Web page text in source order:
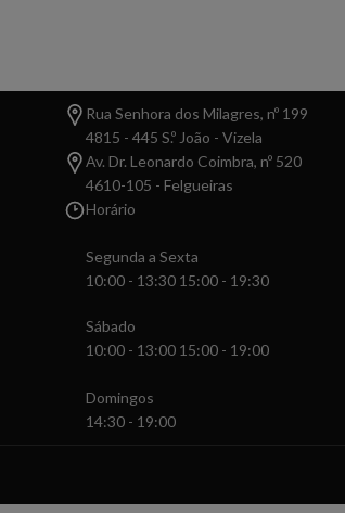
Rua Senhora dos Milagres, nº 199
4815 - 445 S.º João - Vizela
Av. Dr. Leonardo Coimbra, nº 520
4610-105 - Felgueiras
Horário
Segunda a Sexta
10:00 - 13:30 15:00 - 19:30
Sábado
10:00 - 13:00 15:00 - 19:00
Domingos
14:30 - 19:00